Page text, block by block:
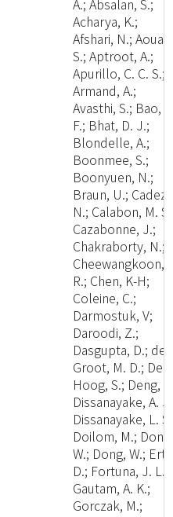
A.; Absalan, S.;
Acharya, K.;
Afshari, N.; Aouali,
S.; Aptroot, A.;
Apurillo, C. C. S.;
Armand, A.;
Avasthi, S.; Bao,
F.; Bhat, D. J.;
Blondelle, A.;
Boonmee, S.;
Boonyuen, N.;
Braun, U.; Cadez,
N.; Calabon, M.
Cazabonne, J.;
Chakraborty, N.;
Cheewangkoon,
R.; Chen, K-H;
Coleine, C.;
Darmostuk, V;
Daroodi, Z.;
Dasgupta, D.; de
Groot, M. D.; De
Hoog, S.; Deng,
Dissanayake, A.
Dissanayake, L.
Doilom, M.;
W.; Dong, W.;
D.; Fortuna, J. L.;
Gautam, A. K.;
Gorczak, M.;